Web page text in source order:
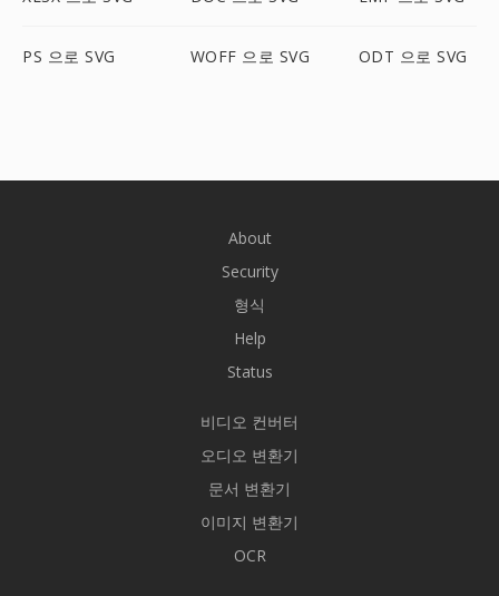
PS 으로 SVG WOFF 으로 SVG ODT 으로 SVG
About
Security
형식
Help
Status
비디오 컨버터
오디오 변환기
문서 변환기
이미지 변환기
OCR